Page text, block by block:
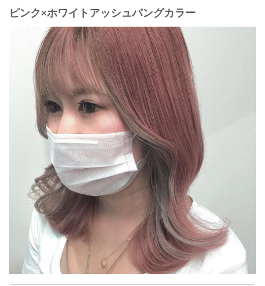
ピンク×ホワイトアッシュバングカラー